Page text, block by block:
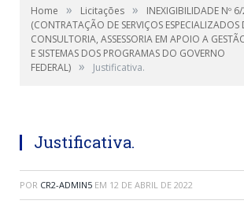
Home » Licitações »
INEXIGIBILIDADE Nº
(CONTRATAÇÃO DE SERVIÇOS ESPECIALIZADOS
CONSULTORIA, ASSESSORIA EM APOIO A
E SISTEMAS DOS PROGRAMAS DO GOVERNO
FEDERAL) » Justificativa.
Justificativa.
POR CR2-ADMIN5 EM 12 DE ABRIL DE 2022